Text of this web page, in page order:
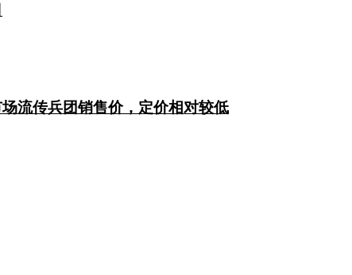
流传兵团销售价，定价相对较低